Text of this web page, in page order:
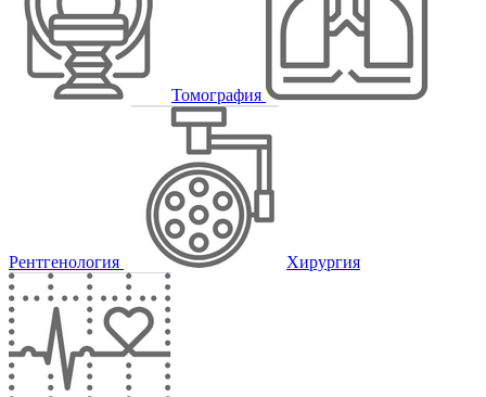
Томография
Рентгенология Хирургия